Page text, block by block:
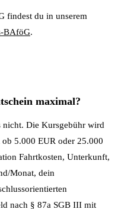
findest du in unserem
BAföG.
maximal?
nicht. Die Kursgebühr wird
5.000 EUR oder 25.000
Fahrtkosten, Unterkunft,
Monat, dein
nach § 87a SGB III mit